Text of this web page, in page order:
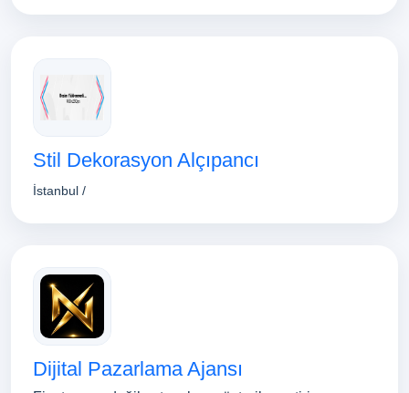
Stil Dekorasyon Alçıpancı
İstanbul /
Dijital Pazarlama Ajansı